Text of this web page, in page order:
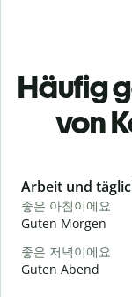
Häufig
von
Slide 1 of 6
Arbeit und
좋은 아침이에요
Guten Morgen
좋은 저녁이에요
Guten Abend